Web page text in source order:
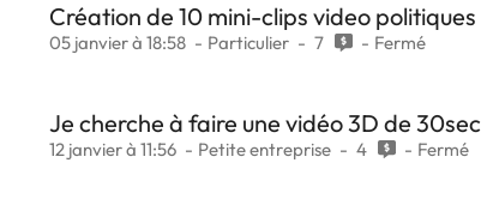
Création de 10 mini-clips video politiques
05 janvier à 18:58 Particulier 7 Fermé
Je cherche à faire une vidéo 3D de 30sec
12 janvier à 11:56 Petite entreprise 4 Fermé